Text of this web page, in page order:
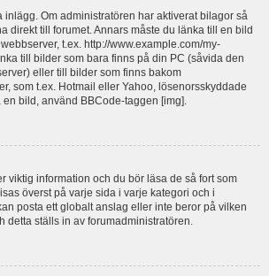
inlägg. Om administratören har aktiverat bilagor så
direkt till forumet. Annars måste du länka till en bild
t.ex. http://www.example.com/my-
till bilder som bara finns på din PC (såvida den
eller till bilder som finns bakom
som t.ex. Hotmail eller Yahoo, lösenorsskyddade
en bild, använd BBCode-taggen [img].
viktig information och du bör läsa de så fort som
överst på varje sida i varje kategori och i
posta ett globalt anslag eller inte beror på vilken
detta ställs in av forumadministratören.